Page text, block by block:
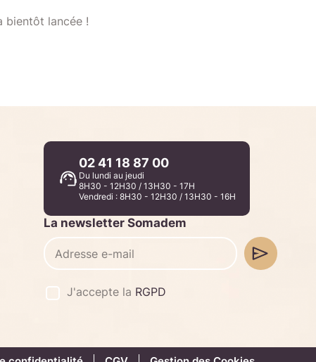
bientôt lancée !
02 41 18 87 00
Du lundi au jeudi
8H30 - 12H30 / 13H30 - 17H
Vendredi : 8H30 - 12H30 / 13H30 - 16H
La newsletter Somadem
J'accepte la RGPD